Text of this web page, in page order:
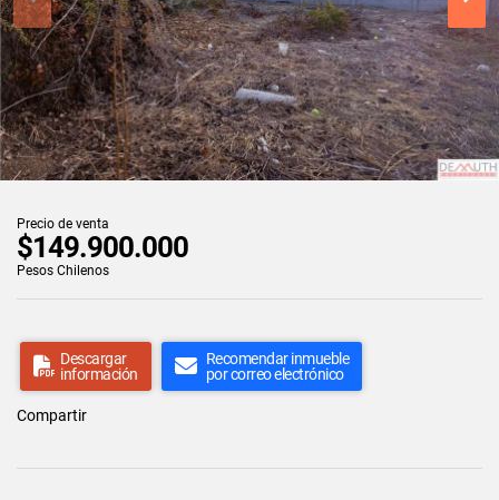
Precio de venta
$149.900.000
Pesos Chilenos
Descargar
información
Recomendar inmueble
por correo electrónico
Compartir